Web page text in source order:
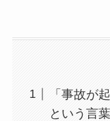
「事故が
という言